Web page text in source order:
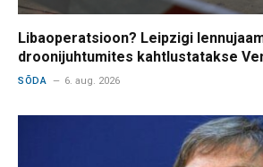
Libaoperatsioon? Leipzigi
droonijuhtumites kahtlustatakse
SÕDA 6. aug. 2026